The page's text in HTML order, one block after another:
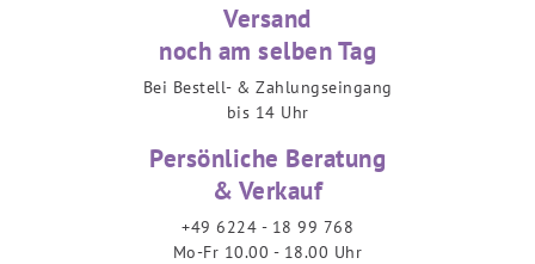
Versand
noch am selben Tag
Bei Bestell- & Zahlungseingang
bis 14 Uhr
Persönliche Beratung
& Verkauf
+49 6224 - 18 99 768
Mo-Fr 10.00 - 18.00 Uhr